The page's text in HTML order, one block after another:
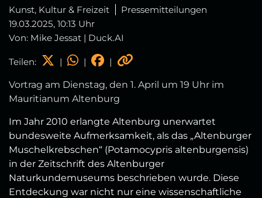
Kunst, Kultur & Freizeit
Pressemitteilungen
19.03.2025, 10:13 Uhr
Von: Mike Jessat | Duck.AI
Teilen: | | |
Vortrag am Dienstag, den 1. April um 19 Uhr im
Mauritianum Altenburg
Im Jahr 2010 erlangte Altenburg unerwartet
bundesweite Aufmerksamkeit, als das „Altenburger
Muschelkrebschen“ (Potamocypris altenburgensis)
in der Zeitschrift des Altenburger
Naturkundemuseums beschrieben wurde. Diese
Entdeckung war nicht nur eine wissenschaftliche